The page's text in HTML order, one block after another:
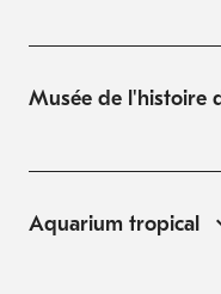
Musée de l'histoire
Aquarium tropical